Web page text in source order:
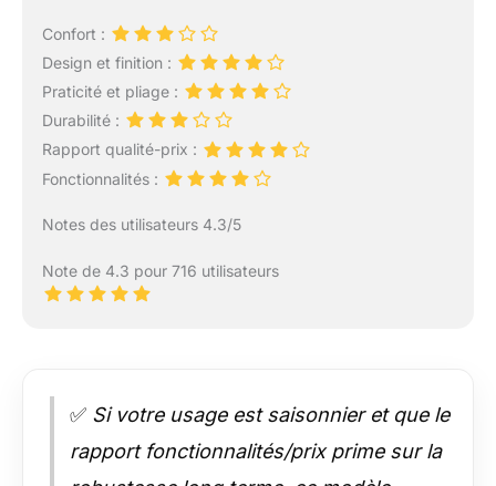
Confort :
Design et finition :
Praticité et pliage :
Durabilité :
Rapport qualité-prix :
Fonctionnalités :
Notes des utilisateurs 4.3/5
Note de 4.3 pour 716 utilisateurs
✅ Si votre usage est saisonnier et que le
rapport fonctionnalités/prix prime sur la